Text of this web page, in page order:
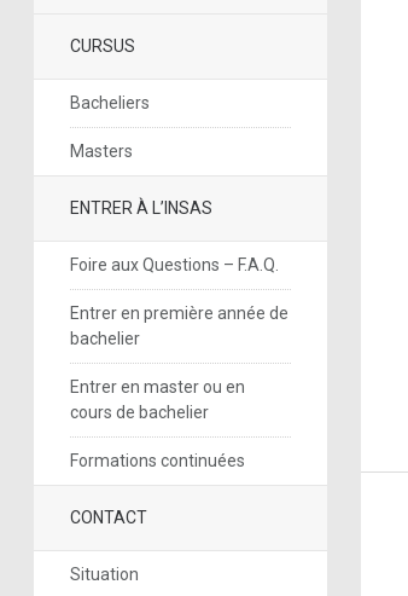
CURSUS
Bacheliers
Masters
ENTRER À L’INSAS
Foire aux Questions – F.A.Q.
Entrer en première année de
bachelier
Entrer en master ou en
cours de bachelier
Formations continuées
CONTACT
Situation